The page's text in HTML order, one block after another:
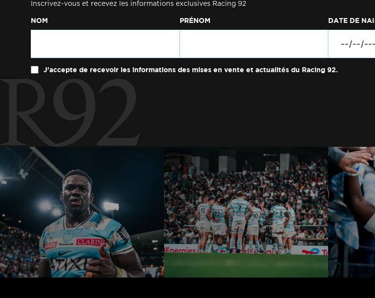
Inscrivez-vous et recevez les informations exclusives Racing 92
NOM PRÉNOM DATE DE
J'accepte de recevoir les informations des mises en vente et actualités du Racing 92.